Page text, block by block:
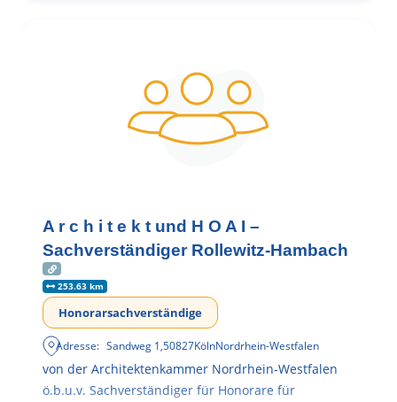
A r c h i t e k t und H O A I –
Sachverständiger Rollewitz-Hambach
253.63 km
Honorarsachverständige
Adresse: Sandweg 1,50827KölnNordrhein-Westfalen
von der Architektenkammer Nordrhein-Westfalen
ö.b.u.v. Sachverständiger für Honorare für